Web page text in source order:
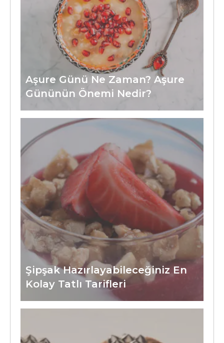
Aşure Günü Ne Zaman? Aşure
Gününün Önemi Nedir?
Şipşak Hazırlayabileceğiniz En
Kolay Tatlı Tarifleri